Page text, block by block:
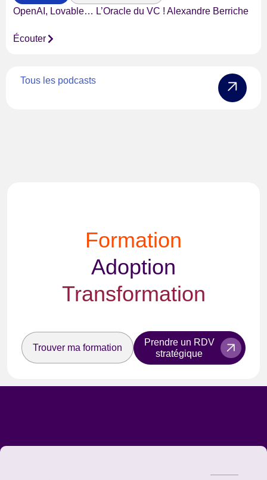
OpenAI, Lovable… L’Oracle du VC ! Alexandre Berriche
Écouter
Tous les podcasts
Formation
Adoption
Transformation
Trouver ma formation
Prendre un RDV
stratégique